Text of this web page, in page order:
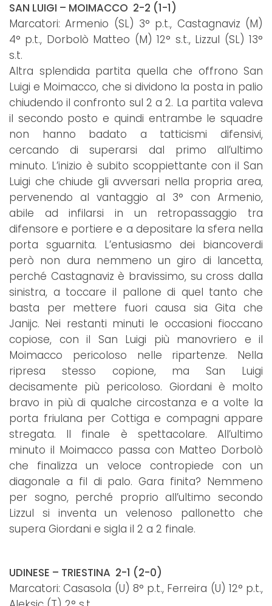
SAN LUIGI – MOIMACCO 2-2 (1-1)
Marcatori: Armenio (SL) 3° p.t., Castagnaviz (M)
4° p.t., Dorbolò Matteo (M) 12° s.t., Lizzul (SL) 13°
s.t.
Altra splendida partita quella che offrono San
Luigi e Moimacco, che si dividono la posta in palio
chiudendo il confronto sul 2 a 2. La partita valeva
il secondo posto e quindi entrambe le squadre
non hanno badato a tatticismi difensivi,
cercando di superarsi dal primo all’ultimo
minuto. L’inizio è subito scoppiettante con il San
Luigi che chiude gli avversari nella propria area,
pervenendo al vantaggio al 3° con Armenio,
abile ad infilarsi in un retropassaggio tra
difensore e portiere e a depositare la sfera nella
porta sguarnita. L’entusiasmo dei biancoverdi
però non dura nemmeno un giro di lancetta,
perché Castagnaviz è bravissimo, su cross dalla
sinistra, a toccare il pallone di quel tanto che
basta per mettere fuori causa sia Gita che
Janijc. Nei restanti minuti le occasioni fioccano
copiose, con il San Luigi più manovriero e il
Moimacco pericoloso nelle ripartenze. Nella
ripresa stesso copione, ma San Luigi
decisamente più pericoloso. Giordani è molto
bravo in più di qualche circostanza e a volte la
porta friulana per Cottiga e compagni appare
stregata. Il finale è spettacolare. All’ultimo
minuto il Moimacco passa con Matteo Dorbolò
che finalizza un veloce contropiede con un
diagonale a fil di palo. Gara finita? Nemmeno
per sogno, perché proprio all’ultimo secondo
Lizzul si inventa un velenoso pallonetto che
supera Giordani e sigla il 2 a 2 finale.
UDINESE – TRIESTINA 2-1 (2-0)
Marcatori: Casasola (U) 8° p.t., Ferreira (U) 12° p.t.,